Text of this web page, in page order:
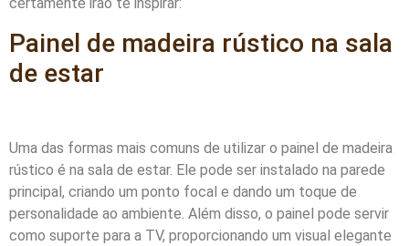
certamente irão te inspirar:
Painel de madeira rústico na sala
de estar
Uma das formas mais comuns de utilizar o painel de madeira
rústico é na sala de estar. Ele pode ser instalado na parede
principal, criando um ponto focal e dando um toque de
personalidade ao ambiente. Além disso, o painel pode servir
como suporte para a TV, proporcionando um visual elegante